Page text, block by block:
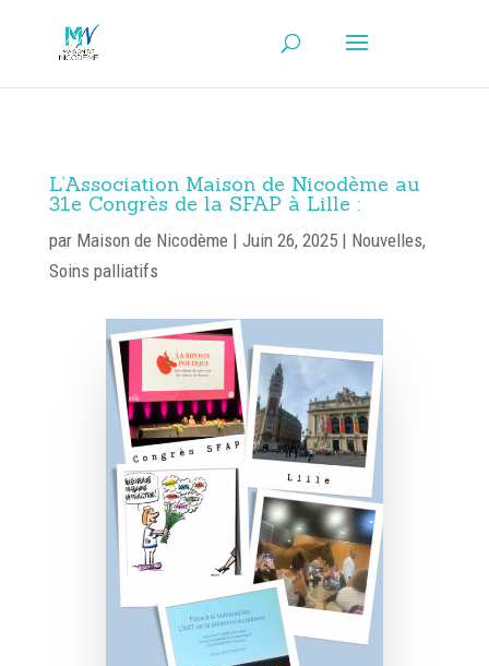
L’Association Maison de Nicodème au
31e Congrès de la SFAP à Lille :
par Maison de Nicodème | Juin 26, 2025| Nouvelles,
Soins palliatifs